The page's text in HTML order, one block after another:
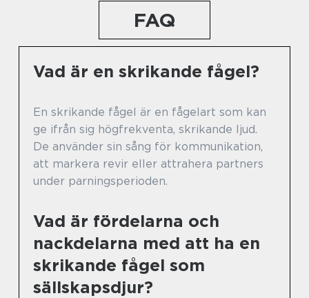
FAQ
Vad är en skrikande fågel?
En skrikande fågel är en fågelart som kan
ge ifrån sig högfrekventa, skrikande ljud.
De använder sin sång för kommunikation,
att markera revir eller attrahera partners
under parningsperioden.
Vad är fördelarna och
nackdelarna med att ha en
skrikande fågel som
sällskapsdjur?